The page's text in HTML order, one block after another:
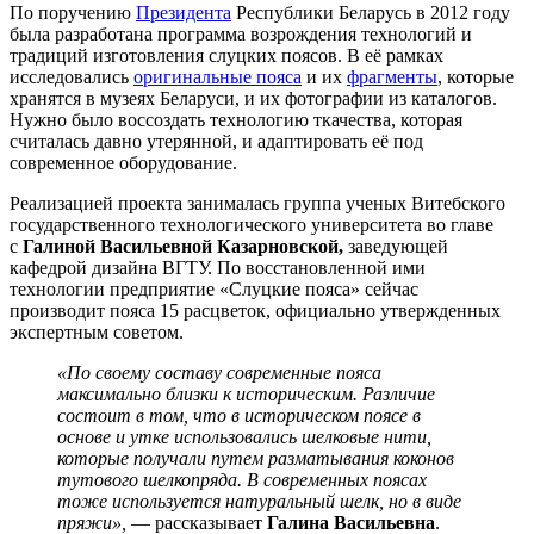
По поручению Президента Республики Беларусь в 2012 году
была разработана программа возрождения технологий и
традиций изготовления слуцких поясов. В её рамках
исследовались оригинальные пояса и их фрагменты, которые
хранятся в музеях Беларуси, и их фотографии из каталогов.
Нужно было воссоздать технологию ткачества, которая
считалась давно утерянной, и адаптировать её под
современное оборудование.
Реализацией проекта занималась группа ученых Витебского
государственного технологического университета во главе
с Галиной Васильевной Казарновской, заведующей
кафедрой дизайна ВГТУ. По восстановленной ими
технологии предприятие «Слуцкие пояса» сейчас
производит пояса 15 расцветок, официально утвержденных
экспертным советом.
«По своему составу современные пояса
максимально близки к историческим. Различие
состоит в том, что в историческом поясе в
основе и утке использовались шелковые нити,
которые получали путем разматывания коконов
тутового шелкопряда. В современных поясах
тоже используется натуральный шелк, но в виде
пряжи», — рассказывает Галина Васильевна.